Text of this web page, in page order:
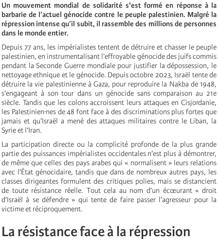
Un mouvement mondial de solidarité s'est formé en réponse à la
barbarie de l’actuel génocide contre le peuple palestinien. Malgré la
répression intense qu’il subit, il rassemble des millions de personnes
dans le monde entier.
Depuis 77 ans, les impérialistes tentent de détruire et chasser le peuple
palestinien, en instrumentalisant l’effroyable génocide des juifs commis
pendant la Seconde Guerre mondiale pour justifier la dépossession, le
nettoyage ethnique et le génocide. Depuis octobre 2023, Israël tente de
détruire la vie palestinienne à Gaza, pour reproduire la Nakba de 1948,
s’engageant à son tour dans un génocide sans comparaison au 21e
siècle. Tandis que les colons accroissent leurs attaques en Cisjordanie,
les Palestinien·nes de 48 font face à des discriminations plus fortes que
jamais et qu’Israël a mené des attaques militaires contre le Liban, la
Syrie et l’Iran.
La participation directe ou la complicité profonde de la plus grande
partie des puissances impérialistes occidentales n’est plus à démontrer,
de même que celles des pays arabes qui « normalisent » leurs relations
avec l’État génocidaire, tandis que dans de nombreux autres pays, les
classes dirigeantes formulent des critiques polies, mais se distancient
de toute résistance réelle. Tout cela au nom d’un écœurant « droit
d’Israël à se défendre » qui tente de faire passer l’agresseur pour la
victime et réciproquement.
La résistance face à la répression